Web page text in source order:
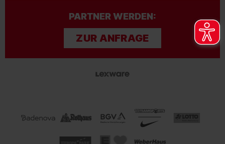
PARTNER WERDEN:
ZUR ANFRAGE